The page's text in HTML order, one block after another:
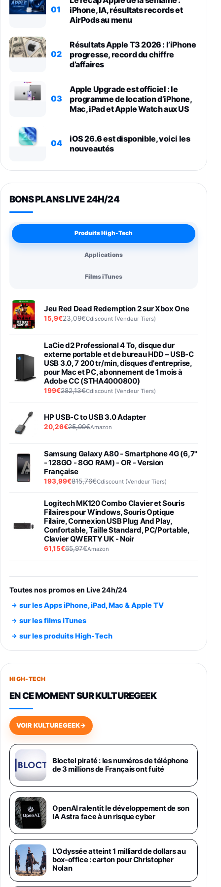
01
iPhone, IA, résultats records et
AirPods au menu
02
Résultats Apple T3 2026 : l’iPhone
progresse, record du chiffre
d’affaires
03
Apple Upgrade est officiel : le
programme de location d’iPhone,
Mac, iPad et Apple Watch aux US
04
iOS 26.6 est disponible, voici les
nouveautés
BONS PLANS LIVE 24H/24
Produits High-Tech
Applications
Films iTunes
Jeu Red Dead Redemption 2 sur Xbox One
15,9€23,09€Cdiscount (Vendeur Tiers)
LaCie d2 Professional 4 To, disque dur
externe portable et de bureau HDD – USB-C
USB 3.0, 7 200 tr/min, disques d'entreprise,
pour Mac et PC, abonnement de 1 mois à
Adobe CC (STHA4000800)
199€282,13€Cdiscount (Vendeur Tiers)
HP USB-C to USB 3.0 Adapter
20,26€25,99€Amazon
Samsung Galaxy A80 - Smartphone 4G (6,7''
- 128GO - 8GO RAM) - OR - Version
Française
193,99€815,76€Cdiscount (Vendeur Tiers)
Logitech MK120 Combo Clavier et Souris
Filaires pour Windows, Souris Optique
Filaire, Connexion USB Plug And Play,
Confortable, Taille Standard, PC/Portable,
Clavier QWERTY UK - Noir
61,15€65,97€Amazon
entraénement direct 3 vitesses (33-45-78
trs/min) avec pre-ampli intégré et port USB
Smartphone SAMSUNG Galaxy S26 Ultra
891,99€1199€Fnac (Vendeur Tiers)
Smartphone SAMSUNG Galaxy S26+ Violet
749,99€
648,63€834,71€
Samsung Galaxy Miracle Ultra, Smartphone
Android 5G avec Galaxy AI, 512 Go,
Chargeur Secteur Rapide 25W Inclus,
Smartphone déverrouillé, Noir, Version FR
1019€
Galaxy S26 Ultra 512 Go Bleu
1019€1399€Fnac (Vendeur Tiers)
Galaxy S26 Ultra 256 Go Violet
892€1199€Fnac (Vendeur Tiers)
Philips SHK2000BL - Casque Enfant - Bleu &
Toutes nos promos en Live 24h/24
sur les Apps iPhone, iPad, Mac & Apple TV
sur les films iTunes
sur les produits High-Tech
HIGH-TECH
EN CE MOMENT SUR KULTUREGEEK
VOIR KULTUREGEEK→
Bloctel piraté : les numéros de téléphone
de 3 millions de Français ont fuité
OpenAI ralentit le développement de son
IA Astra face à un risque cyber
L’Odyssée atteint 1 milliard de dollars au
box-office : carton pour Christopher
Nolan